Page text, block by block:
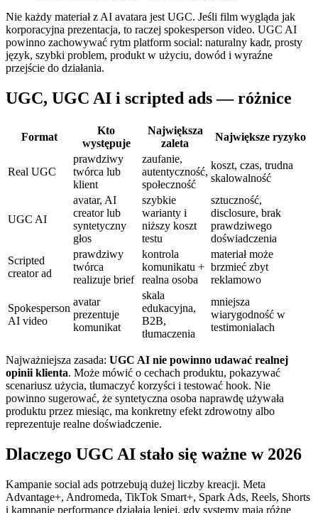
Nie każdy materiał z AI avatara jest UGC. Jeśli film wygląda jak
korporacyjna prezentacja, to raczej spokesperson video. UGC AI
powinno zachowywać rytm platform social: naturalny kadr, prosty
język, szybki problem, produkt w użyciu, dowód i wyraźne
przejście do działania.
UGC, UGC AI i scripted ads — różnice
Format
Kto
występuje
Największa
zaleta
Największe ryzyko
Real UGC
prawdziwy
twórca lub
klient
zaufanie,
autentyczność,
społeczność
koszt, czas, trudna
skalowalność
UGC AI
avatar, AI
creator lub
syntetyczny
głos
szybkie
warianty i
niższy koszt
testu
sztuczność,
disclosure, brak
prawdziwego
doświadczenia
Scripted
creator ad
prawdziwy
twórca
realizuje brief
kontrola
komunikatu +
realna osoba
materiał może
brzmieć zbyt
reklamowo
Spokesperson
AI video
avatar
prezentuje
komunikat
skala
edukacyjna,
B2B,
tłumaczenia
mniejsza
wiarygodność w
testimonialach
Najważniejsza zasada: UGC AI nie powinno udawać realnej
opinii klienta. Może mówić o cechach produktu, pokazywać
scenariusz użycia, tłumaczyć korzyści i testować hook. Nie
powinno sugerować, że syntetyczna osoba naprawdę używała
produktu przez miesiąc, ma konkretny efekt zdrowotny albo
reprezentuje realne doświadczenie.
Dlaczego UGC AI stało się ważne w 2026
Kampanie social ads potrzebują dużej liczby kreacji. Meta
Advantage+, Andromeda, TikTok Smart+, Spark Ads, Reels, Shorts
i kampanie performance działają lepiej, gdy systemy mają różne